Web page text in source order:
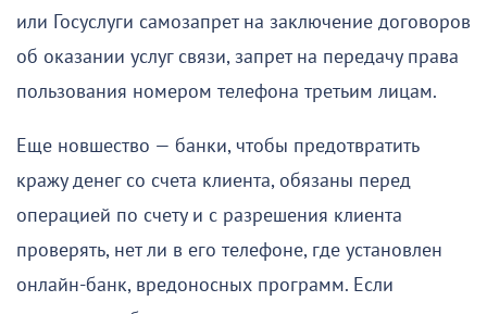
или Госуслуги самозапрет на заключение договоров
об оказании услуг связи, запрет на передачу права
пользования номером телефона третьим лицам.
Еще новшество — банки, чтобы предотвратить
кражу денег со счета клиента, обязаны перед
операцией по счету и с разрешения клиента
проверять, нет ли в его телефоне, где установлен
онлайн-банк, вредоносных программ. Если